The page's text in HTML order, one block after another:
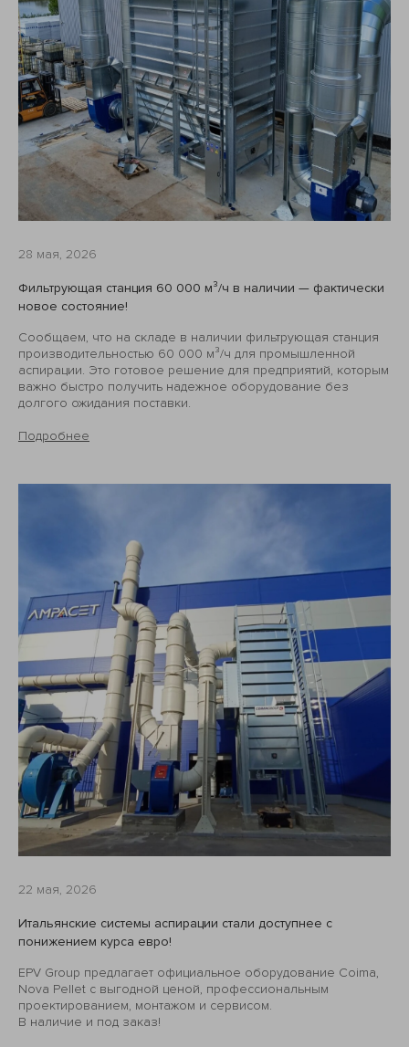
28 мая, 2026
Фильтрующая станция 60 000 м³/ч в наличии — фактически
новое состояние!
Сообщаем, что на складе в наличии фильтрующая станция
производительностью 60 000 м³/ч для промышленной
аспирации. Это готовое решение для предприятий, которым
важно быстро получить надежное оборудование без
долгого ожидания поставки.
Подробнее
22 мая, 2026
Итальянские системы аспирации стали доступнее с
понижением курса евро!
EPV Group предлагает официальное оборудование Coima,
Nova Pellet с выгодной ценой, профессиональным
проектированием, монтажом и сервисом.
В наличие и под заказ!